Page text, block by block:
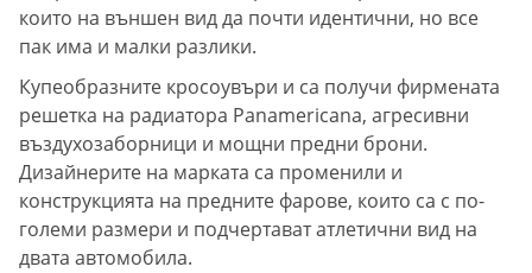
които на външен вид да почти идентични, но все
пак има и малки разлики.
Купеобразните кросоувъри и са получи фирмената
решетка на радиатора Panamericana, агресивни
въздухозаборници и мощни предни брони.
Дизайнерите на марката са променили и
конструкцията на предните фарове, които са с по-
големи размери и подчертават атлетични вид на
двата автомобила.